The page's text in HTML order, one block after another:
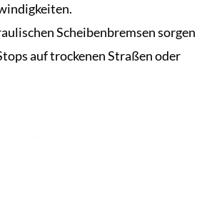
Scheibenbremsen sorgen
auf trockenen Straßen oder